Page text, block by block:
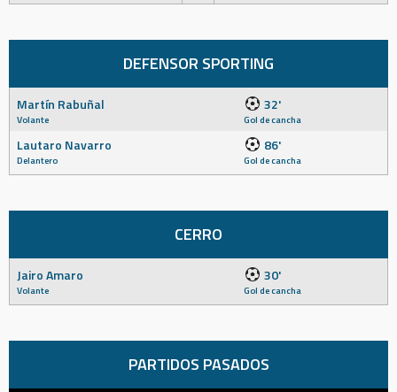
DEFENSOR SPORTING
Martín Rabuñal
Volante
32'
Gol de cancha
Lautaro Navarro
Delantero
86'
Gol de cancha
CERRO
Jairo Amaro
Volante
30'
Gol de cancha
PARTIDOS PASADOS